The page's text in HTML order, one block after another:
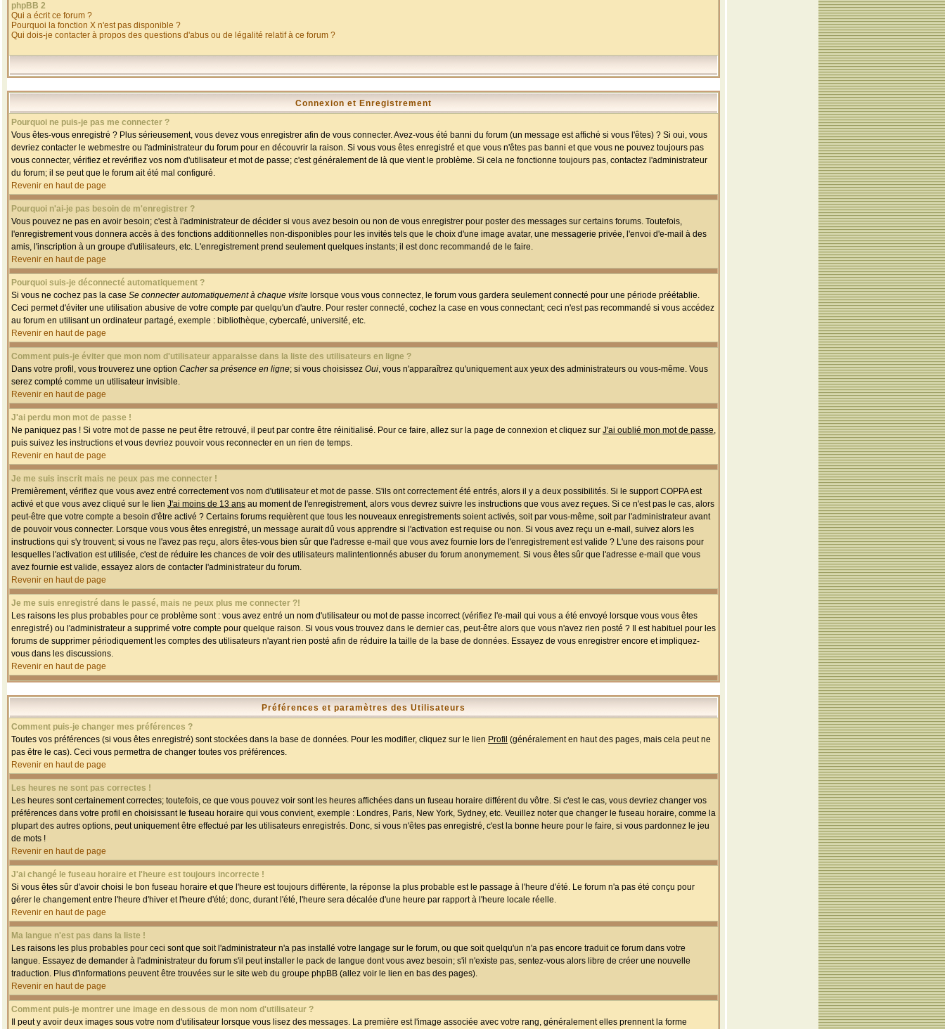
phpBB 2
Qui a écrit ce forum ?
Pourquoi la fonction X n'est pas disponible ?
Qui dois-je contacter à propos des questions d'abus ou de légalité relatif à ce forum ?
Connexion et Enregistrement
Pourquoi ne puis-je pas me connecter ?
Vous êtes-vous enregistré ? Plus sérieusement, vous devez vous enregistrer afin de vous connecter. Avez-vous été banni du forum (un message est affiché si vous l'êtes) ? Si oui, vous
devriez contacter le webmestre ou l'administrateur du forum pour en découvrir la raison. Si vous vous êtes enregistré et que vous n'êtes pas banni et que vous ne pouvez toujours pas
vous connecter, vérifiez et revérifiez vos nom d'utilisateur et mot de passe; c'est généralement de là que vient le problème. Si cela ne fonctionne toujours pas, contactez l'administrateur
du forum; il se peut que le forum ait été mal configuré.
Revenir en haut de page
Pourquoi n'ai-je pas besoin de m'enregistrer ?
Vous pouvez ne pas en avoir besoin; c'est à l'administrateur de décider si vous avez besoin ou non de vous enregistrer pour poster des messages sur certains forums. Toutefois,
l'enregistrement vous donnera accès à des fonctions additionnelles non-disponibles pour les invités tels que le choix d'une image avatar, une messagerie privée, l'envoi d'e-mail à des
amis, l'inscription à un groupe d'utilisateurs, etc. L'enregistrement prend seulement quelques instants; il est donc recommandé de le faire.
Revenir en haut de page
Pourquoi suis-je déconnecté automatiquement ?
Si vous ne cochez pas la case Se connecter automatiquement à chaque visite lorsque vous vous connectez, le forum vous gardera seulement connecté pour une période préétablie.
Ceci permet d'éviter une utilisation abusive de votre compte par quelqu'un d'autre. Pour rester connecté, cochez la case en vous connectant; ceci n'est pas recommandé si vous accédez
au forum en utilisant un ordinateur partagé, exemple : bibliothèque, cybercafé, université, etc.
Revenir en haut de page
Comment puis-je éviter que mon nom d'utilisateur apparaisse dans la liste des utilisateurs en ligne ?
Dans votre profil, vous trouverez une option Cacher sa présence en ligne; si vous choisissez Oui, vous n'apparaîtrez qu'uniquement aux yeux des administrateurs ou vous-même. Vous
serez compté comme un utilisateur invisible.
Revenir en haut de page
J'ai perdu mon mot de passe !
Ne paniquez pas ! Si votre mot de passe ne peut être retrouvé, il peut par contre être réinitialisé. Pour ce faire, allez sur la page de connexion et cliquez sur J'ai oublié mon mot de passe,
puis suivez les instructions et vous devriez pouvoir vous reconnecter en un rien de temps.
Revenir en haut de page
Je me suis inscrit mais ne peux pas me connecter !
Premièrement, vérifiez que vous avez entré correctement vos nom d'utilisateur et mot de passe. S'ils ont correctement été entrés, alors il y a deux possibilités. Si le support COPPA est
activé et que vous avez cliqué sur le lien J'ai moins de 13 ans au moment de l'enregistrement, alors vous devrez suivre les instructions que vous avez reçues. Si ce n'est pas le cas, alors
peut-être que votre compte a besoin d'être activé ? Certains forums requièrent que tous les nouveaux enregistrements soient activés, soit par vous-même, soit par l'administrateur avant
de pouvoir vous connecter. Lorsque vous vous êtes enregistré, un message aurait dû vous apprendre si l'activation est requise ou non. Si vous avez reçu un e-mail, suivez alors les
instructions qui s'y trouvent; si vous ne l'avez pas reçu, alors êtes-vous bien sûr que l'adresse e-mail que vous avez fournie lors de l'enregistrement est valide ? L'une des raisons pour
lesquelles l'activation est utilisée, c'est de réduire les chances de voir des utilisateurs malintentionnés abuser du forum anonymement. Si vous êtes sûr que l'adresse e-mail que vous
avez fournie est valide, essayez alors de contacter l'administrateur du forum.
Revenir en haut de page
Je me suis enregistré dans le passé, mais ne peux plus me connecter ?!
Les raisons les plus probables pour ce problème sont : vous avez entré un nom d'utilisateur ou mot de passe incorrect (vérifiez l'e-mail qui vous a été envoyé lorsque vous vous êtes
enregistré) ou l'administrateur a supprimé votre compte pour quelque raison. Si vous vous trouvez dans le dernier cas, peut-être alors que vous n'avez rien posté ? Il est habituel pour les
forums de supprimer périodiquement les comptes des utilisateurs n'ayant rien posté afin de réduire la taille de la base de données. Essayez de vous enregistrer encore et impliquez-
vous dans les discussions.
Revenir en haut de page
Préférences et paramètres des Utilisateurs
Comment puis-je changer mes préférences ?
Toutes vos préférences (si vous êtes enregistré) sont stockées dans la base de données. Pour les modifier, cliquez sur le lien Profil (généralement en haut des pages, mais cela peut ne
pas être le cas). Ceci vous permettra de changer toutes vos préférences.
Revenir en haut de page
Les heures ne sont pas correctes !
Les heures sont certainement correctes; toutefois, ce que vous pouvez voir sont les heures affichées dans un fuseau horaire différent du vôtre. Si c'est le cas, vous devriez changer vos
préférences dans votre profil en choisissant le fuseau horaire qui vous convient, exemple : Londres, Paris, New York, Sydney, etc. Veuillez noter que changer le fuseau horaire, comme la
plupart des autres options, peut uniquement être effectué par les utilisateurs enregistrés. Donc, si vous n'êtes pas enregistré, c'est la bonne heure pour le faire, si vous pardonnez le jeu
de mots !
Revenir en haut de page
J'ai changé le fuseau horaire et l'heure est toujours incorrecte !
Si vous êtes sûr d'avoir choisi le bon fuseau horaire et que l'heure est toujours différente, la réponse la plus probable est le passage à l'heure d'été. Le forum n'a pas été conçu pour
gérer le changement entre l'heure d'hiver et l'heure d'été; donc, durant l'été, l'heure sera décalée d'une heure par rapport à l'heure locale réelle.
Revenir en haut de page
Ma langue n'est pas dans la liste !
Les raisons les plus probables pour ceci sont que soit l'administrateur n'a pas installé votre langage sur le forum, ou que soit quelqu'un n'a pas encore traduit ce forum dans votre
langue. Essayez de demander à l'administrateur du forum s'il peut installer le pack de langue dont vous avez besoin; s'il n'existe pas, sentez-vous alors libre de créer une nouvelle
traduction. Plus d'informations peuvent être trouvées sur le site web du groupe phpBB (allez voir le lien en bas des pages).
Revenir en haut de page
Comment puis-je montrer une image en dessous de mon nom d'utilisateur ?
Il peut y avoir deux images sous votre nom d'utilisateur lorsque vous lisez des messages. La première est l'image associée avec votre rang, généralement elles prennent la forme